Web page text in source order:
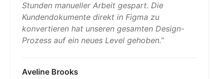
Stunden manueller Arbeit gespart. Die
Kundendokumente direkt in Figma zu
konvertieren hat unseren gesamten Design-
Prozess auf ein neues Level gehoben.”
Aveline Brooks